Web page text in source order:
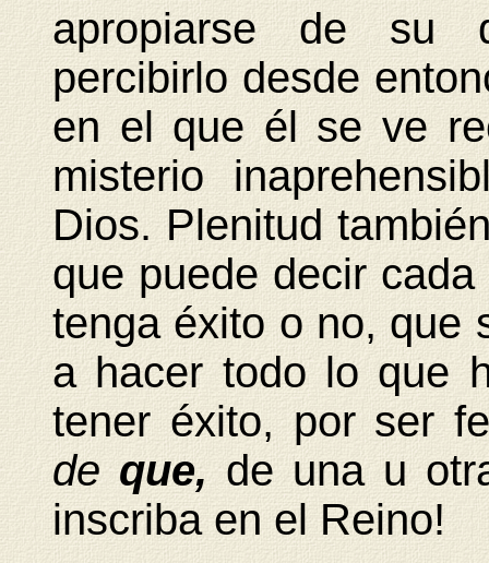
apropiarse de su
percibirlo desde
en el que él se ve
misterio
Dios. Plenitud
que puede decir
tenga éxito o no,
a hacer todo lo que
tener éxito, por ser
deque,de una u
inscriba en el Reino!